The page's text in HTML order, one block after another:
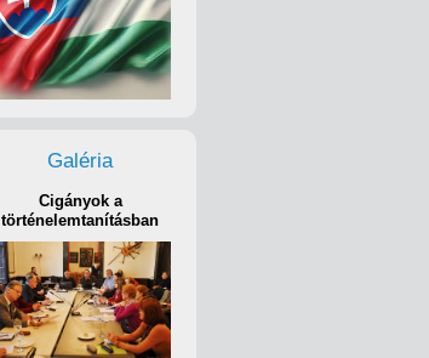
Galéria
Cigányok a
történelemtanításban